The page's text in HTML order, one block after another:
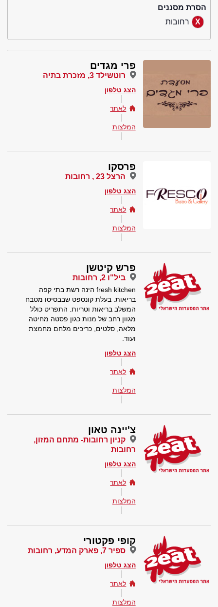
הסרת מסננים
רחובות
פרי מגדים
רוטשילד 3, מזכרת בתיה
הצג טלפון
לאתר
המלצות
פרסקו
הרצל 23 , רחובות
הצג טלפון
לאתר
המלצות
פרש קיטשן
ביל"ו 2, רחובות
fresh kitchen הינה רשת בתי קפה
בריאות. בעלת קונספט שבבסיסו מטבח
המשלב בריאות וטריות. התפריט כולל
מגוון רחב של מנות כגון פסטה מחיטה
מלאה, סלטים, כריכים מלחם מחמצת
ועוד.
הצג טלפון
לאתר
המלצות
צ'יינה טאון
קניון רחובות- מתחם המזון,
רחובות
הצג טלפון
לאתר
המלצות
קופי פקטורי
ספיר 7, פארק המדע, רחובות
הצג טלפון
לאתר
המלצות